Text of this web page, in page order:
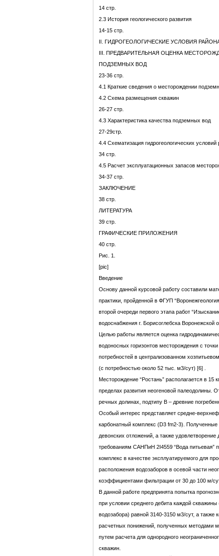
14 стр.
2.3 История геологического развития
14-15 стр.
II. ГИДРОГЕОЛОГИЧЕСКИЕ УСЛОВИЯ РАЙОНА
III. ПРЕДВАРИТЕЛЬНАЯ ОЦЕНКА
ПОДЗЕМНЫХ ВОД
23-36 стр.
4.1 Краткие сведения о месторождении
4.2 Схема размещения скважин
26-27 стр.
4.3 Характеристика качества подземных вод
27-29стр.
4.4 Схематизация гидрогеологических условий
34 стр.
4.5 Расчет эксплуатационных запасов
34-37 стр.
ЗАКЛЮЧЕНИЕ
38 стр.
ЛИТЕРАТУРА
39 стр.
ГРАФИЧЕСКИЕ ПРИЛОЖЕНИЯ
40 стр.
Рис. 1.
[pic]
Введение
Основу данной курсовой работу составили
практики, пройденной в ФГУП
второй очереди первого этапа работ
водоснабжения г. Борисоглебска Воронежской
Целью работы является оценка
водоносных горизонтов месторождения с
потребностей в централизованном
(с потребностью около 52 тыс. м3/сут) [6] .
Месторождение “Ростань” располагается в 15
пределах развития неогеновой палеодолины.
речных долинах, подтипу B – древние
Особый интерес представляет средне-
карбонатный комплекс (D3 fm2-3). Полученные
девонских отложений, а также
требованиям САНПиН 2I4559 “Вода питьевая”
комплекс в качестве эксплуатируемого для
расположения водозаборов в осевой части
коэффициентами фильтрации от 30 до 100 м/
В данной работе предпринята попытка
при условии среднего дебита каждой скважины
водозабора) равной 3140-3150 м3/сут, а также
расчетных понижений, полученных методами
путем расчета для однородного
скважин.